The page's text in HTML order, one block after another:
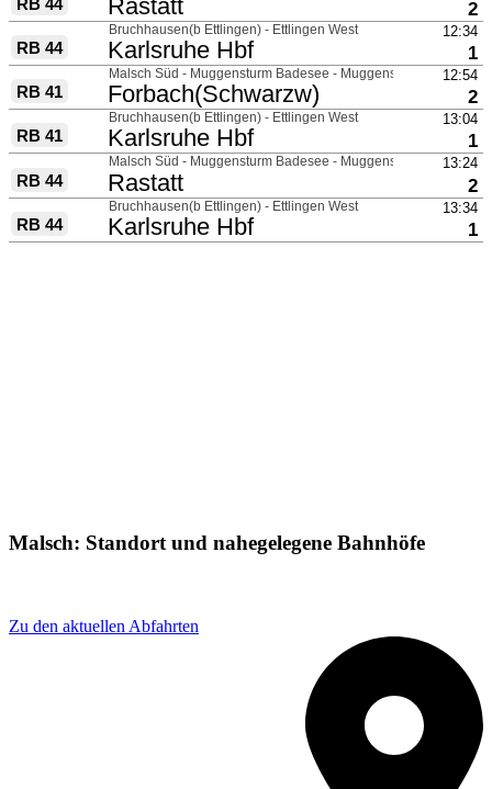
Malsch: Standort und nahegelegene Bahnhöfe
Zu den aktuellen Abfahrten